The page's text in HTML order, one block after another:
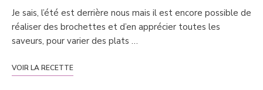
Je sais, l’été est derrière nous mais il est encore possible de
réaliser des brochettes et d’en apprécier toutes les
saveurs, pour varier des plats …
VOIR LA RECETTE